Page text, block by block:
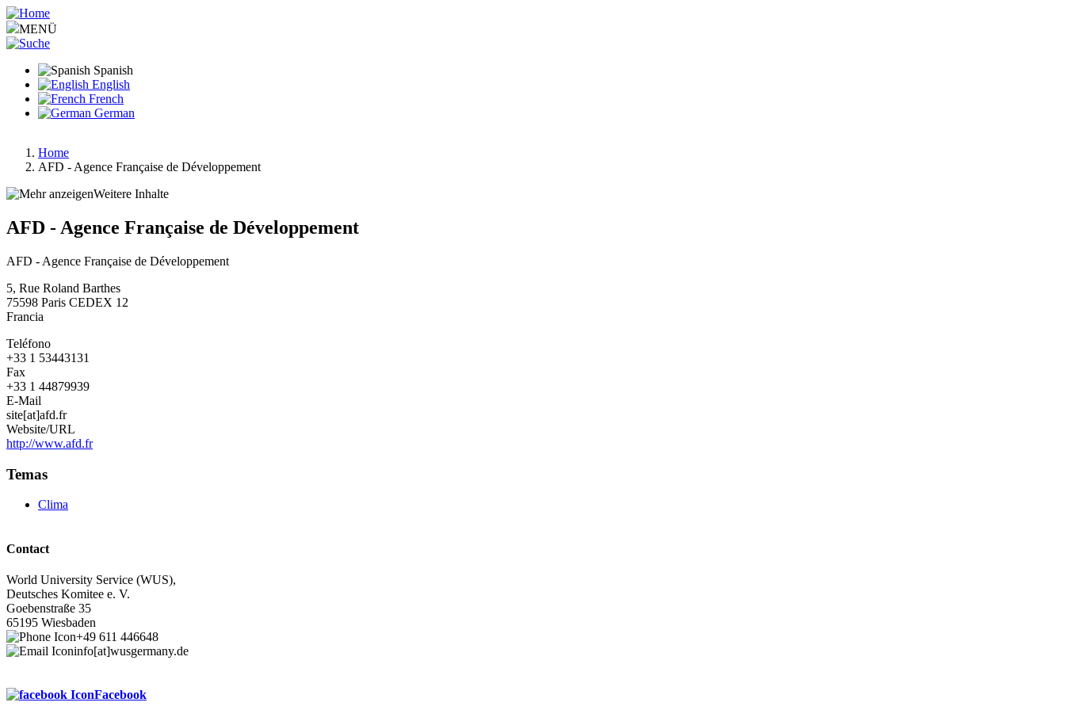
Pasar
al
contenido
MENÜ
Spanish
English
French
German
Ruta
de
Home
AFD - Agence Française de Développement
Weitere Inhalte
AFD - Agence Française de Développement
AFD - Agence Française de Développement
5, Rue Roland Barthes
75598 Paris CEDEX 12
Francia
Teléfono
+33 1 53443131
Fax
+33 1 44879939
E-Mail
site[at]afd.fr
Website/URL
http://www.afd.fr
Temas
Clima
Contact
World University Service (WUS),
Deutsches Komitee e. V.
Goebenstraße 35
65195 Wiesbaden
+49 611 446648
info[at]wusgermany.de
Facebook